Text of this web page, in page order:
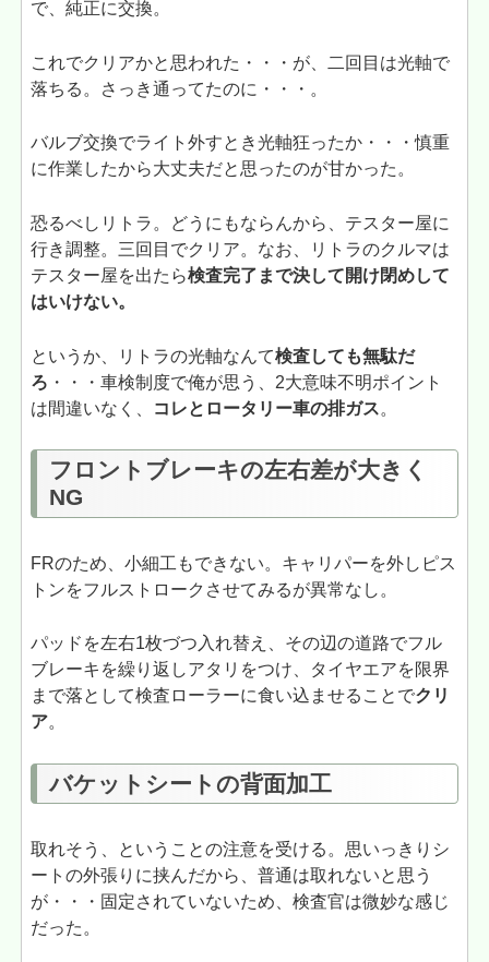
で、純正に交換。
これでクリアかと思われた・・・が、二回目は光軸で
落ちる。さっき通ってたのに・・・。
バルブ交換でライト外すとき光軸狂ったか・・・慎重
に作業したから大丈夫だと思ったのが甘かった。
恐るべしリトラ。どうにもならんから、テスター屋に
行き調整。三回目でクリア。なお、リトラのクルマは
テスター屋を出たら検査完了まで決して開け閉めして
はいけない。
というか、リトラの光軸なんて検査しても無駄だ
ろ ・・・車検制度で俺が思う、2大意味不明ポイント
は間違いなく、
コレとロータリー車の排ガス。
フロントブレーキの左右差が大きく
NG
FRのため、小細工もできない。キャリパーを外しピス
トンをフルストロークさせてみるが異常なし。
パッドを左右1枚づつ入れ替え、その辺の道路でフル
ブレーキを繰り返しアタリをつけ、タイヤエアを限界
まで落として検査ローラーに食い込ませることでクリ
ア。
バケットシートの背面加工
取れそう、ということの注意を受ける。思いっきりシ
ートの外張りに挟んだから、普通は取れないと思う
が・・・固定されていないため、検査官は微妙な感じ
だった。